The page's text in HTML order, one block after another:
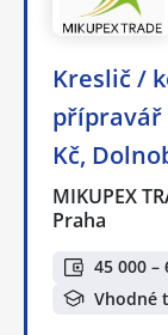
Kreslič /
přípravář
Kč,
MIKUPEX
Praha
45 000 –
Vhodné